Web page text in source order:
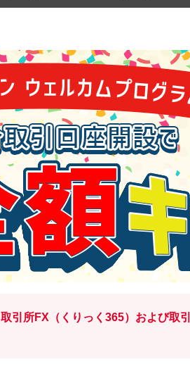
取引所FX（くりっく365）および取